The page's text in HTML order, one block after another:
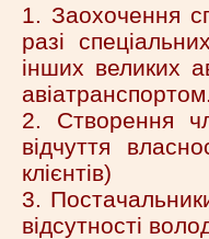
1. Заохочення
разі
інших великих
2. Створення
відчуття
клієнтів)
3.
відсутності